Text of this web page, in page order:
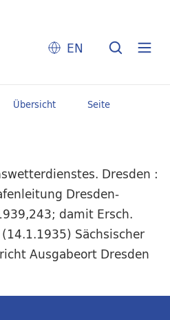
EN
Übersicht Seite
Dresden :
Dresden-
damit Ersch.
Sächsischer
Ausgabeort Dresden